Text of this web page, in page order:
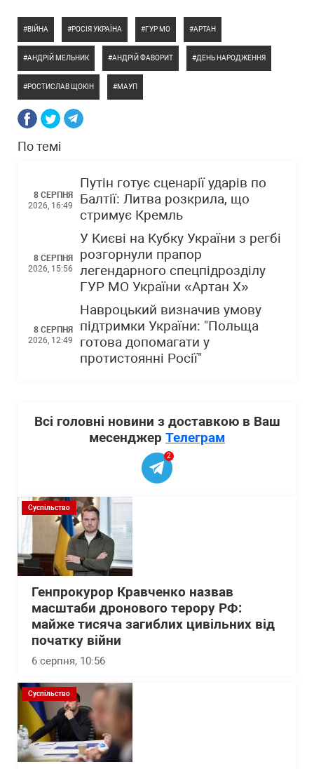
ВІЙНА РОСІЯ УКРАЇНА ГУР МО АРТАН
АНДРІЙ МЕЛЬНИК АНДРІЙ ФАВОРИТ ДЕНЬ НАРОДЖЕННЯ
РОСТИСЛАВ ЩОКІН МАУП
По темі
8 СЕРПНЯ
2026, 16:49
Путін готує сценарії ударів по
Балтії: Литва розкрила, що
стримує Кремль
8 СЕРПНЯ
2026, 15:56
У Києві на Кубку України з регбі
розгорнули прапор
легендарного спецпідрозділу
ГУР МО України «Артан Х»
8 СЕРПНЯ
2026, 12:49
Навроцький визначив умову
підтримки України: "Польща
готова допомагати у
протистоянні Росії"
Всі головні новини з доставкою в Ваш
месенджер Телеграм
2
Суспільство
Генпрокурор Кравченко назвав
масштаби дронового терору РФ:
майже тисяча загиблих цивільних від
початку війни
6 серпня, 10:56
Суспільство